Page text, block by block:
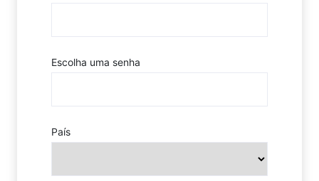
Escolha uma senha
País